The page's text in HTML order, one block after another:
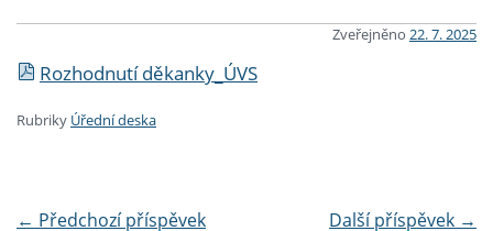
Zveřejněno 22. 7. 2025
Rozhodnutí děkanky_ÚVS
Rubriky Úřední deska
← Předchozí příspěvek Další příspěvek →